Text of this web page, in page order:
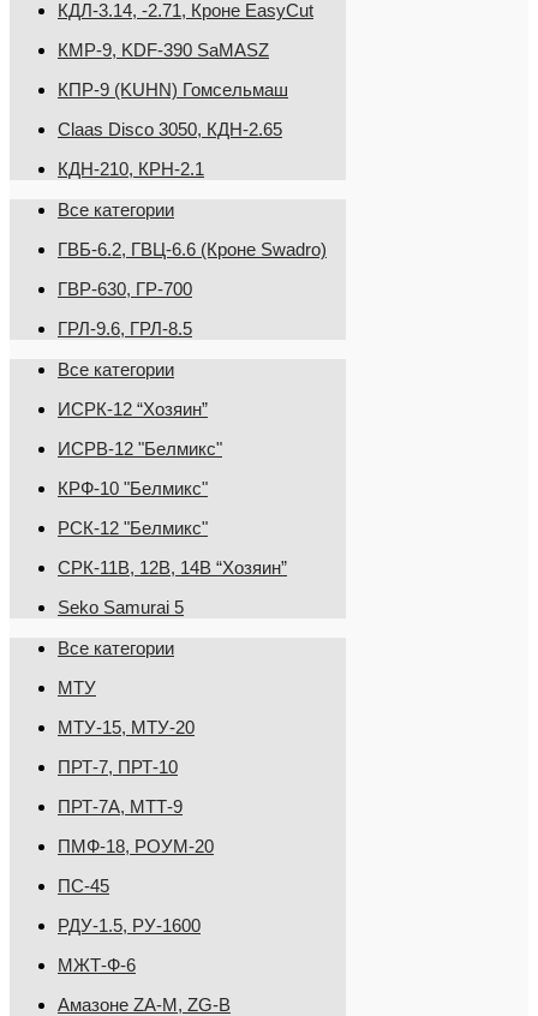
КДЛ-3.14, -2.71, Кроне EasyCut
КМР-9, KDF-390 SaMASZ
КПР-9 (KUHN) Гомсельмаш
Claas Disco 3050, КДН-2.65
КДН-210, КРН-2.1
Все категории
ГВБ-6.2, ГВЦ-6.6 (Кроне Swadro)
ГВР-630, ГР-700
ГРЛ-9.6, ГРЛ-8.5
Все категории
ИСРК-12 “Хозяин”
ИСРВ-12 "Белмикс"
КРФ-10 "Белмикс"
РСК-12 "Белмикс"
СРК-11В, 12В, 14В “Хозяин”
Seko Samurai 5
Все категории
МТУ
МТУ-15, МТУ-20
ПРТ-7, ПРТ-10
ПРТ-7А, МТТ-9
ПМФ-18, РОУМ-20
ПС-45
РДУ-1.5, РУ-1600
МЖТ-Ф-6
Амазоне ZA-M, ZG-B